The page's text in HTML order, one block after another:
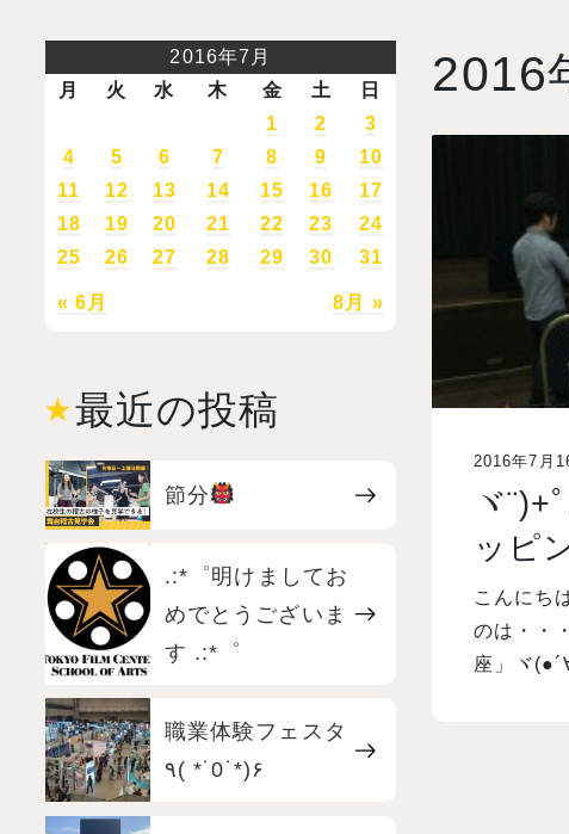
入試案内
オープンキャンパス
訪問者別メニュー
2016
2016年7月
ヾ
ッピ
こんにち
のは・・
座」ヾ
2016年7月
月
火 水 木 金 土 日
« 6月 8月 »
1 2
3
4
5 6 7 8 9
10
11
12 13 14 15 16
17
18
19 20 21 22 23
24
25
26 27 28 29 30 31
最近の投稿
節分
.:*゜明けましてお
めでとうございま
す .:*゜
職業体験フェスタ
٩( *˙0˙*)۶